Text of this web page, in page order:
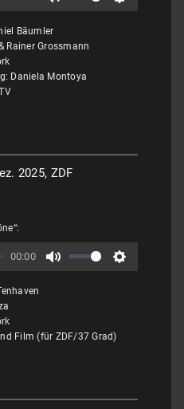
Bäumler
Rainer Grossmann
Daniela Montoya
2025, ZDF
00:00
Film (für ZDF/37 Grad)